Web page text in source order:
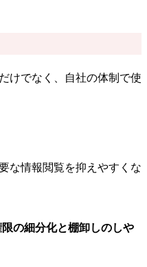
けでなく、自社の体制で使
な情報閲覧を抑えやすくな
限の細分化と棚卸しのしや